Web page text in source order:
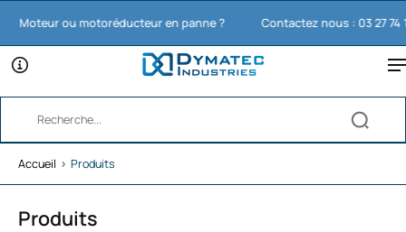
ou motoréducteur en panne ? Contactez nous : 03 27 74 11 65
Accueil › Produits
Produits